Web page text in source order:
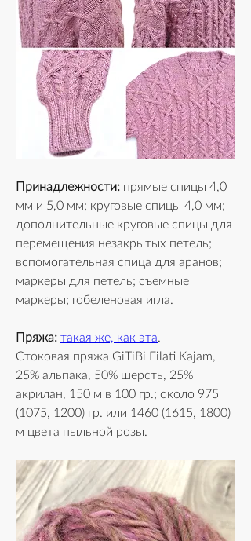
Принадлежности: прямые спицы 4,0
мм и 5,0 мм; круговые спицы 4,0 мм;
дополнительные круговые спицы для
перемещения незакрытых петель;
вспомогательная спица для аранов;
маркеры для петель; съемные
маркеры; гобеленовая игла.
Пряжа: такая же, как эта.
Стоковая пряжа GiTiBi Filati Kajam,
25% альпака, 50% шерсть, 25%
акрилан, 150 м в 100 гр.; около 975
(1075, 1200) гр. или 1460 (1615, 1800)
м цвета пыльной розы.